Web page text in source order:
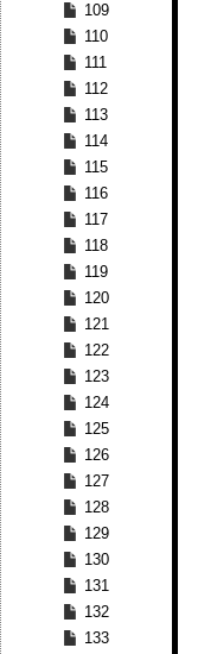
109
110
111
112
113
114
115
116
117
118
119
120
121
122
123
124
125
126
127
128
129
130
131
132
133